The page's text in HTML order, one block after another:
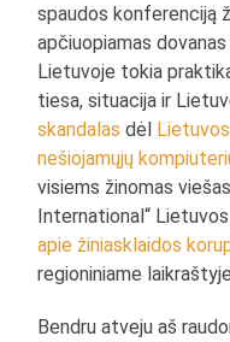
spaudos konferenciją
apčiuopiamas
Lietuvoje tokia
tiesa, situacija ir
skandalas dėl
nešiojamųjų
visiems žinomas
International“
apie žiniasklaidos
regioniniame
Bendru atveju aš